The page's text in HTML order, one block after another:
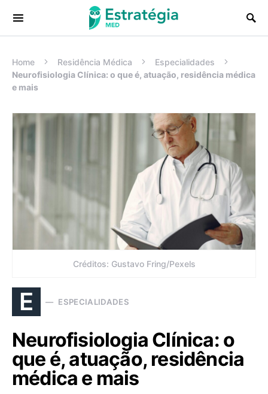
Procurar:
Home Residência Médica
Especialidades
Neurofisiologia Clínica: o que é, atuação, residência médica
e mais
Créditos: Gustavo Fring/Pexels
E ESPECIALIDADES
Neurofisiologia Clínica: o
que é, atuação, residência
médica e mais